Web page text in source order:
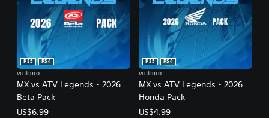
MX vs ATV Legends - 2026
Beta Pack
PS5
PS4
VEHÍCULO
US$6.99
MX vs ATV Legends - 2026
Honda Pack
PS5
PS4
VEHÍCULO
US$4.99